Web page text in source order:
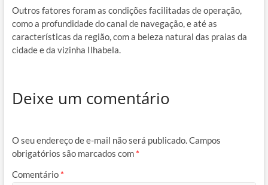
Outros fatores foram as condições facilitadas de operação,
como a profundidade do canal de navegação, e até as
características da região, com a beleza natural das praias da
cidade e da vizinha Ilhabela.
Deixe um comentário
O seu endereço de e-mail não será publicado.Campos
obrigatórios são marcados com *
Comentário *